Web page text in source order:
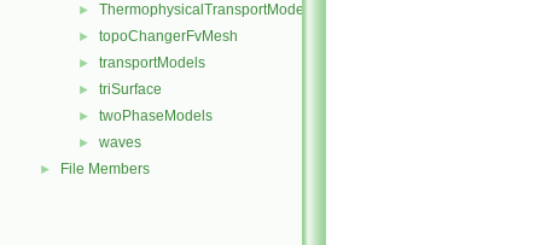
► ThermophysicalTransportModels
► topoChangerFvMesh
► transportModels
► triSurface
► twoPhaseModels
► waves
► File Members